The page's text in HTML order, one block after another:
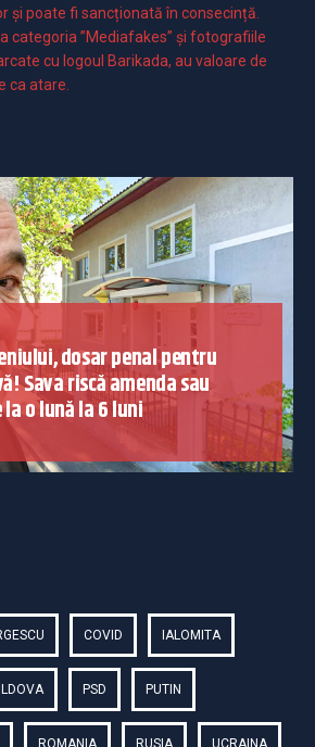
și poate fi sancționată în consecință.
categoria ”Mediafakes” și fotografiile
cu logoul Barikada, au valoare de
ca atare.
dosar penal pentru
Sava riscă amenda sau
o lună la 6 luni
COVID IALOMITA
PSD PUTIN
ROMANIA RUSIA UCRAINA